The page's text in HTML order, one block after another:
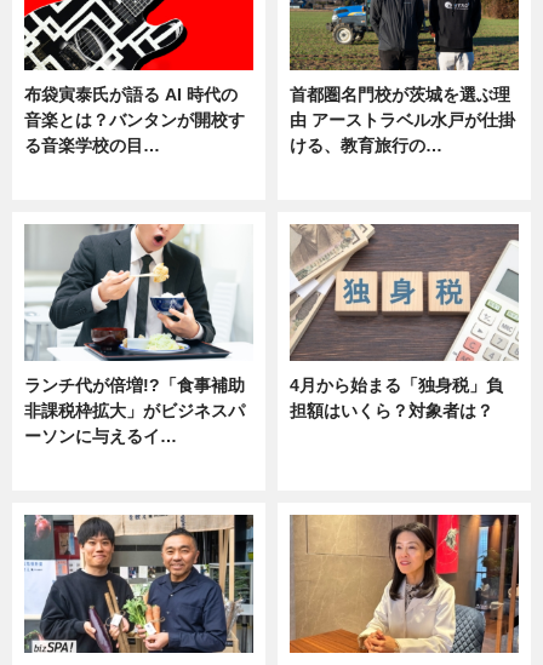
布袋寅泰氏が語る AI 時代の
音楽とは？バンタンが開校す
る音楽学校の目…
首都圏名門校が茨城を選ぶ理
由 アーストラベル水戸が仕掛
ける、教育旅行の…
ランチ代が倍増!?「食事補助
非課税枠拡大」がビジネスパ
ーソンに与えるイ…
4月から始まる「独身税」負
担額はいくら？対象者は？